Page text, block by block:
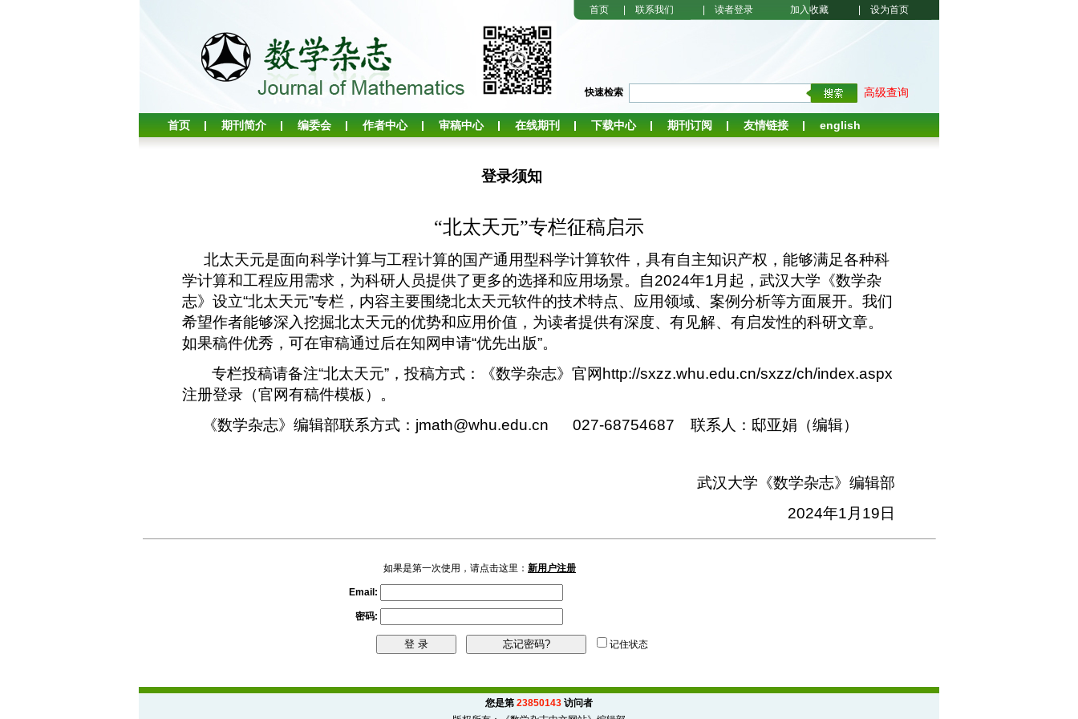
首页 联系我们 读者登录 加入收藏 设为首页
快速检索 高级查询
首页 期刊简介 编委会 作者中心 审稿中心 在线期刊 下载中心 期刊订阅 友情链接 english
登录须知
“北太天元”专栏征稿启示
北太天元是面向科学计算与工程计算的国产通用型科学计算软件，具有自主知识产权，能够满足各种科
学计算和工程应用需求，为科研人员提供了更多的选择和应用场景。自2024年1 月起，武汉大学《数学杂
志》设立“北太天元”专栏，内容主要围绕北太天元软件的技术特点、应用领域、案例分析等方面展开。我们
希望作者能够深入挖掘北太天元的优势和应用价值，为读者提供有深度、有见解、有启发性的科研文章。
如果稿件优秀，可在审稿通过后在知网申请“优先出版”。
专栏投稿请备注“北太天元”，投稿方式：《数学杂志》官网 http://sxzz.whu.edu.cn/sxzz/ch/index.aspx
注册登录（官网有稿件模板）。
《数学杂志》编辑部联系方式： jmath@whu.edu.cn 027-68754687 联系人：邸亚娟（编辑）
武汉大学《数学杂志》编辑部
2024年1 月 19 日
如果是第一次使用，请点击这里： 新用户注册
Email:
密码:
记住状态
您是第 23850143 访问者